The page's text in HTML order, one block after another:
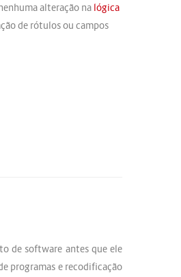
alteração na lógica
de rótulos ou campos
de software antes que ele
programas e recodificação